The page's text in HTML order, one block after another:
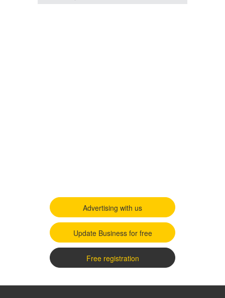
Advertising with us
Update Business for free
Free registration